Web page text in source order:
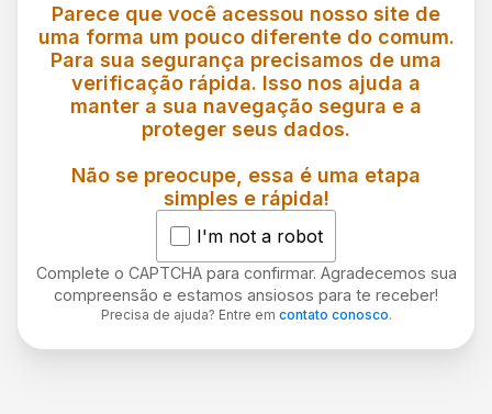
Parece que você acessou nosso site de
uma forma um pouco diferente do comum.
Para sua segurança precisamos de uma
verificação rápida. Isso nos ajuda a
manter a sua navegação segura e a
proteger seus dados.
Não se preocupe, essa é uma etapa
simples e rápida!
I'm not a robot
Complete o CAPTCHA para confirmar. Agradecemos sua
compreensão e estamos ansiosos para te receber!
Precisa de ajuda? Entre em contato conosco.